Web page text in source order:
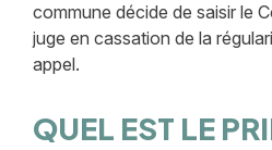
commune décide de saisir le
juge en cassation de la
appel.
QUEL EST LE